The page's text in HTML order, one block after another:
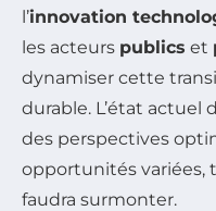
l’innovation
les acteurs publics et
dynamiser cette
durable. L’état actuel
des perspectives
opportunités variées,
faudra surmonter.